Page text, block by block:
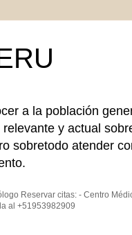
a la población
y actual
sobretodo atender
Reservar citas: - Centro
al +51953982909